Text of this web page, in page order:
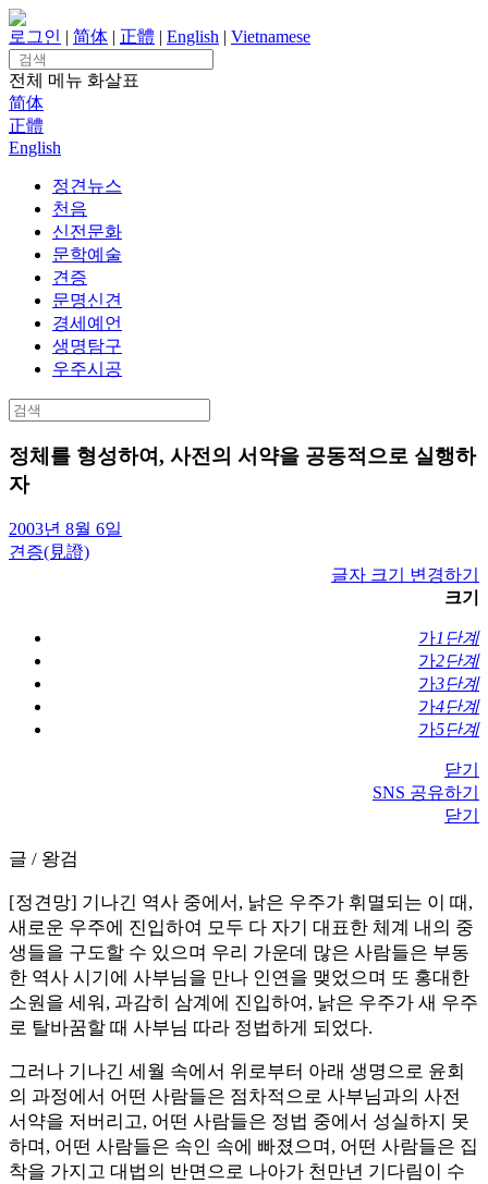
Skip
to
content
로그인 | 简体 | 正體 | English | Vietnamese
Search
for:
전체 메뉴 화살표
简体
正體
English
정견뉴스
천음
신전문화
문학예술
견증
문명신견
경세예언
생명탐구
우주시공
Search
for:
정체를 형성하여, 사전의 서약을 공동적으로 실행하
자
2003년 8월 6일
견증(見證)
글자 크기 변경하기
크기
가1단계
가2단계
가3단계
가4단계
가5단계
닫기
SNS 공유하기
닫기
글 / 왕검
[정견망] 기나긴 역사 중에서, 낡은 우주가 휘멸되는 이 때,
새로운 우주에 진입하여 모두 다 자기 대표한 체계 내의 중
생들을 구도할 수 있으며 우리 가운데 많은 사람들은 부동
한 역사 시기에 사부님을 만나 인연을 맺었으며 또 홍대한
소원을 세워, 과감히 삼계에 진입하여, 낡은 우주가 새 우주
로 탈바꿈할 때 사부님 따라 정법하게 되었다.
그러나 기나긴 세월 속에서 위로부터 아래 생명으로 윤회
의 과정에서 어떤 사람들은 점차적으로 사부님과의 사전
서약을 저버리고, 어떤 사람들은 정법 중에서 성실하지 못
하며, 어떤 사람들은 속인 속에 빠졌으며, 어떤 사람들은 집
착을 가지고 대법의 반면으로 나아가 천만년 기다림이 수